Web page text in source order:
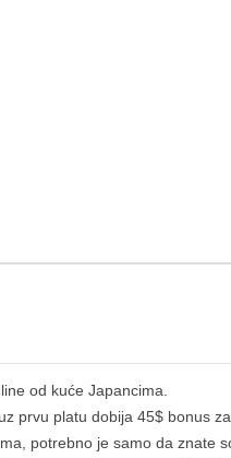
od kuće Japancima.
prvu platu dobija 45$ bonus
potrebno je samo da znate